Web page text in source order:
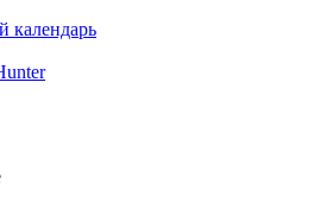
календарь